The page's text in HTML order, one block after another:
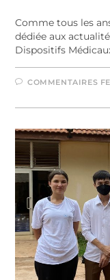
Comme tous les
dédiée aux
Dispositifs
COMMENTAIRES